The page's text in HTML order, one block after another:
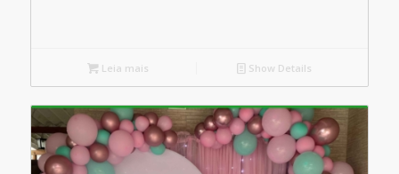
Leia mais Show Details